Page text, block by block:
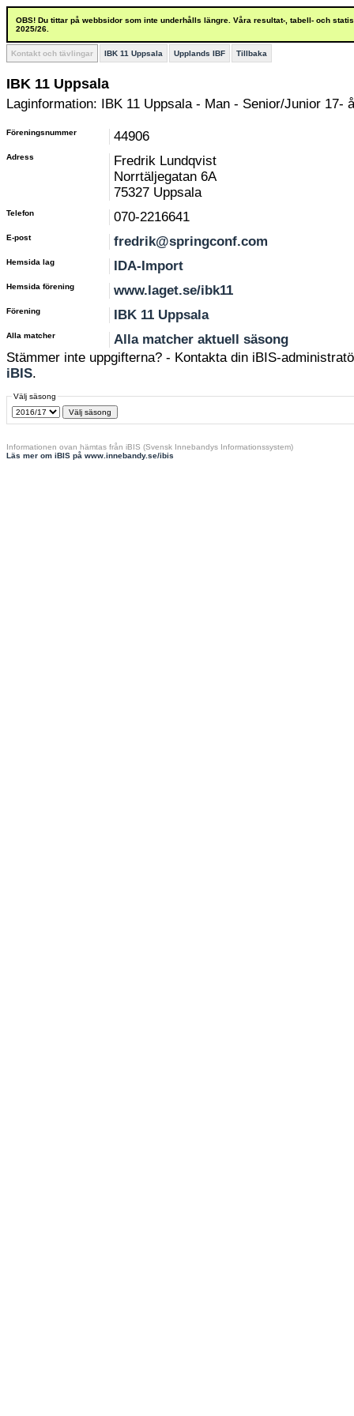
OBS! Du tittar på webbsidor som inte underhålls längre. Våra resultat-, tabell- och
2025/26.
Kontakt och tävlingar IBK 11 Uppsala Upplands IBF Tillbaka
IBK 11 Uppsala
Laginformation: IBK 11 Uppsala - Man - Senior/Junior 17-
Föreningsnummer 44906
Adress
Fredrik Lundqvist
Norrtäljegatan 6A
75327 Uppsala
Telefon 070-2216641
E-post fredrik@springconf.com
Hemsida lag IDA-Import
Hemsida förening www.laget.se/ibk11
Förening IBK 11 Uppsala
Alla matcher
Alla matcher aktuell säsong
Stämmer inte uppgifterna? - Kontakta din iBIS-
iBIS.
Välj säsong
Informationen ovan hämtas från iBIS (Svensk Innebandys Informationssystem)
Läs mer om iBIS på www.innebandy.se/ibis